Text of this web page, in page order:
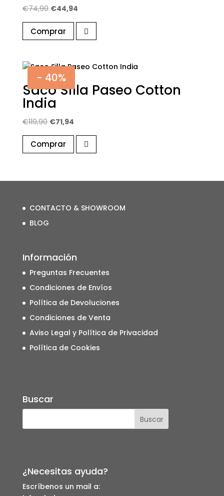
€74,90 El
precio
original
era:
€44,94El
precio
actual
es:
Comprar
- 40%
Saco Silla Paseo Cotton
India
€119,90 El
original
era:
€71,94El
actual
es:
Comprar
CONTACTO & SHOWROOM
BLOG
Información
Preguntas Frecuentes
Condiciones de Envíos
Política de Devoluciones
Condiciones de Venta
Aviso Legal y Política de Privacidad
Política de Cookies
Buscar
¿Necesitas ayuda?
Escríbenos un mail a: